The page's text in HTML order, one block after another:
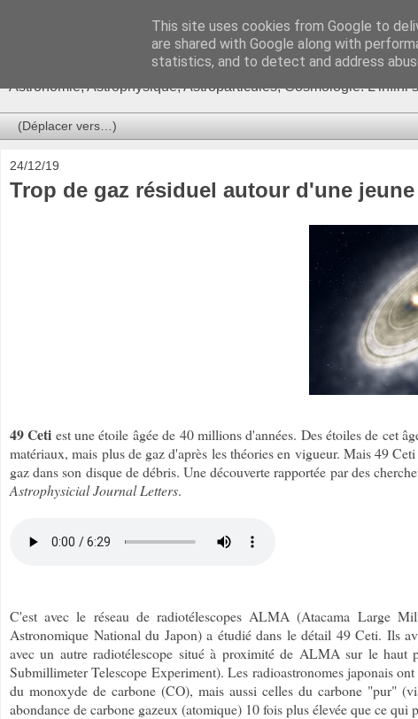
Ça se passe là haut
Astronomie, Astrophysique, Astroparticules, Cosmologie. L'infini
24/12/19
Trop de gaz résiduel autour d'une
49 Ceti est une étoile âgée de 40 millions d'années. Des étoiles de cet
matériaux, mais plus de gaz d'après les théories en vigueur. Mais 49
gaz dans son disque de débris. Une découverte rapportée par des
Astrophysicial Journal Letters.
C'est avec le réseau de radiotélescopes ALMA (Atacama Large
Astronomique National du Japon) a étudié dans le détail 49 Ceti. Ils
avec un autre radiotélescope situé à proximité de ALMA sur le
Submillimeter Telescope Experiment). Les radioastronomes japonais
du monoxyde de carbone (CO), mais aussi celles du carbone "pur"
abondance de carbone gazeux (atomique) 10 fois plus élevée que ce qui
This site uses cookies from Google to
are shared with Google along with
statistics, and to detect and address